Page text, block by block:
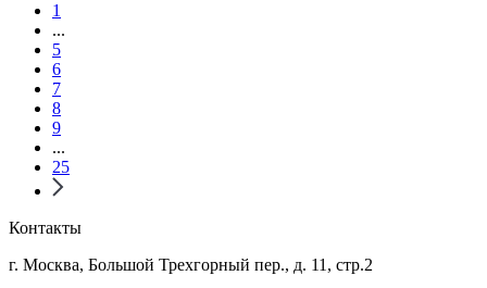
1
...
5
6
7
8
9
...
25
Контакты
г. Москва, Большой Трехгорный пер., д. 11, стр.2